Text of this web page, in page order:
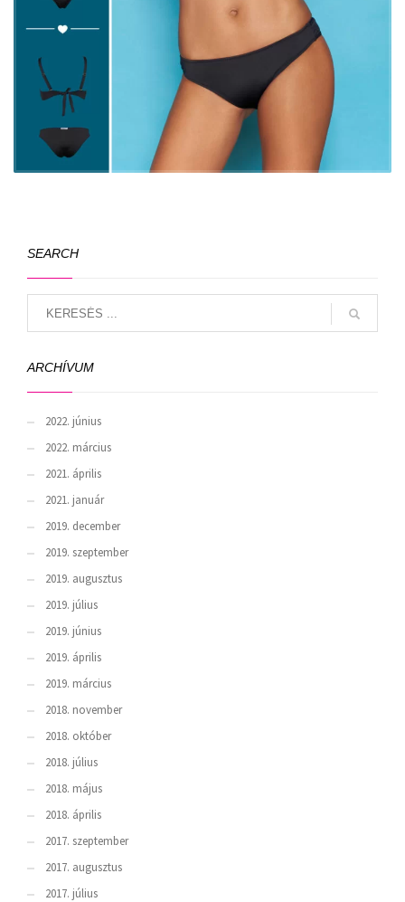
SEARCH
ARCHÍVUM
2022. június
2022. március
2021. április
2021. január
2019. december
2019. szeptember
2019. augusztus
2019. július
2019. június
2019. április
2019. március
2018. november
2018. október
2018. július
2018. május
2018. április
2017. szeptember
2017. augusztus
2017. július